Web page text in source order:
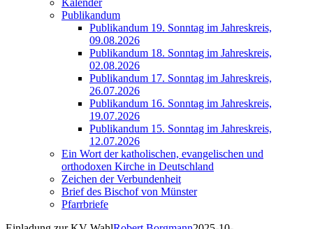
Kalender
Publikandum
Publikandum 19. Sonntag im Jahreskreis,
09.08.2026
Publikandum 18. Sonntag im Jahreskreis,
02.08.2026
Publikandum 17. Sonntag im Jahreskreis,
26.07.2026
Publikandum 16. Sonntag im Jahreskreis,
19.07.2026
Publikandum 15. Sonntag im Jahreskreis,
12.07.2026
Ein Wort der katholischen, evangelischen und
orthodoxen Kirche in Deutschland
Zeichen der Verbundenheit
Brief des Bischof von Münster
Pfarrbriefe